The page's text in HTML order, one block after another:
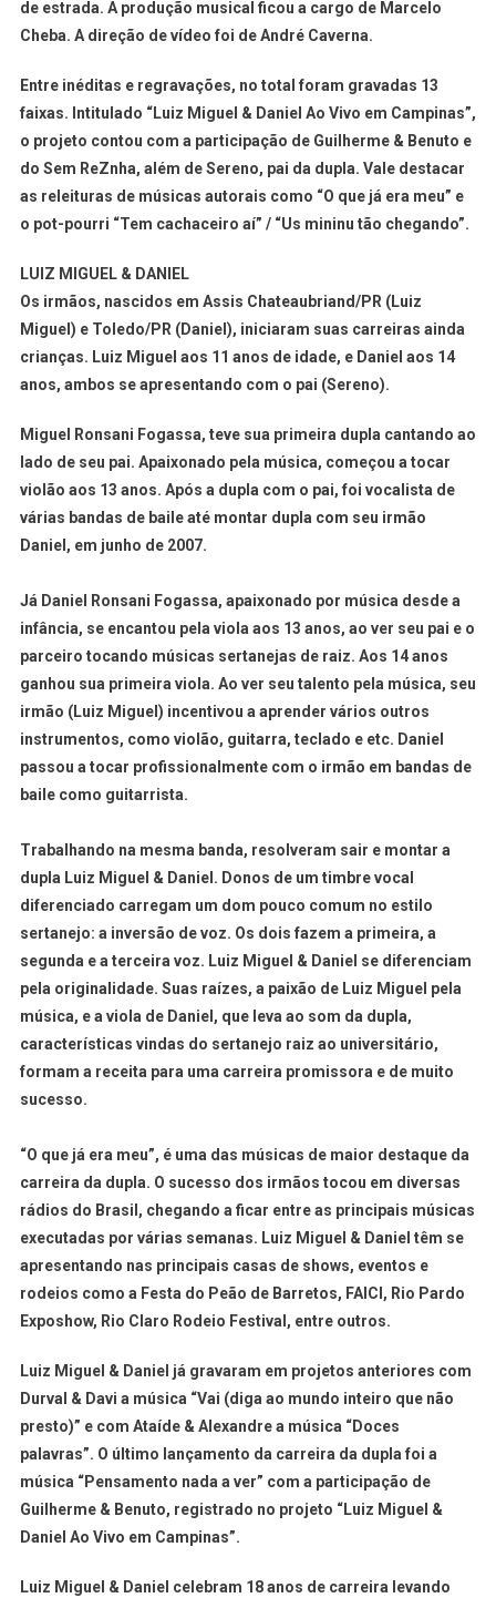
de estrada. A produção musical ficou a cargo de Marcelo
Cheba. A direção de vídeo foi de André Caverna.
Entre inéditas e regravações, no total foram gravadas 13
faixas. Intitulado “Luiz Miguel & Daniel Ao Vivo em Campinas”,
o projeto contou com a participação de Guilherme & Benuto e
do Sem ReZnha, além de Sereno, pai da dupla. Vale destacar
as releituras de músicas autorais como “O que já era meu” e
o pot-pourri “Tem cachaceiro aí” / “Us mininu tão chegando”.
LUIZ MIGUEL & DANIEL
Os irmãos, nascidos em Assis Chateaubriand/PR (Luiz
Miguel) e Toledo/PR (Daniel), iniciaram suas carreiras ainda
crianças. Luiz Miguel aos 11 anos de idade, e Daniel aos 14
anos, ambos se apresentando com o pai (Sereno).
Miguel Ronsani Fogassa, teve sua primeira dupla cantando ao
lado de seu pai. Apaixonado pela música, começou a tocar
violão aos 13 anos. Após a dupla com o pai, foi vocalista de
várias bandas de baile até montar dupla com seu irmão
Daniel, em junho de 2007.
Já Daniel Ronsani Fogassa, apaixonado por música desde a
infância, se encantou pela viola aos 13 anos, ao ver seu pai e o
parceiro tocando músicas sertanejas de raiz. Aos 14 anos
ganhou sua primeira viola. Ao ver seu talento pela música, seu
irmão (Luiz Miguel) incentivou a aprender vários outros
instrumentos, como violão, guitarra, teclado e etc. Daniel
passou a tocar profissionalmente com o irmão em bandas de
baile como guitarrista.
Trabalhando na mesma banda, resolveram sair e montar a
dupla Luiz Miguel & Daniel. Donos de um timbre vocal
diferenciado carregam um dom pouco comum no estilo
sertanejo: a inversão de voz. Os dois fazem a primeira, a
segunda e a terceira voz. Luiz Miguel & Daniel se diferenciam
pela originalidade. Suas raízes, a paixão de Luiz Miguel pela
música, e a viola de Daniel, que leva ao som da dupla,
características vindas do sertanejo raiz ao universitário,
formam a receita para uma carreira promissora e de muito
sucesso.
“O que já era meu”, é uma das músicas de maior destaque da
carreira da dupla. O sucesso dos irmãos tocou em diversas
rádios do Brasil, chegando a ficar entre as principais músicas
executadas por várias semanas. Luiz Miguel & Daniel têm se
apresentando nas principais casas de shows, eventos e
rodeios como a Festa do Peão de Barretos, FAICI, Rio Pardo
Exposhow, Rio Claro Rodeio Festival, entre outros.
Luiz Miguel & Daniel já gravaram em projetos anteriores com
Durval & Davi a música “Vai (diga ao mundo inteiro que não
presto)” e com Ataíde & Alexandre a música “Doces
palavras”. O último lançamento da carreira da dupla foi a
música “Pensamento nada a ver” com a participação de
Guilherme & Benuto, registrado no projeto “Luiz Miguel &
Daniel Ao Vivo em Campinas”.
Luiz Miguel & Daniel celebram 18 anos de carreira levando